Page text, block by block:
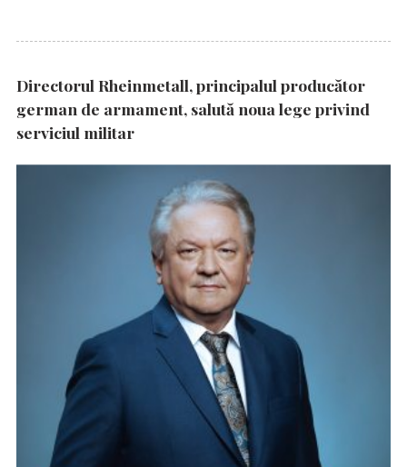
Directorul Rheinmetall, principalul producător
german de armament, salută noua lege privind
serviciul militar